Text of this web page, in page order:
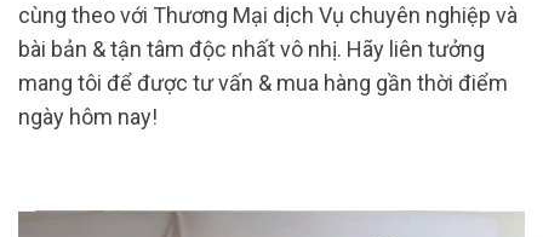
cùng theo với Thương Mại dịch Vụ chuyên nghiệp và
bài bản & tận tâm độc nhất vô nhị. Hãy liên tưởng
mang tôi để được tư vấn & mua hàng gần thời điểm
ngày hôm nay!